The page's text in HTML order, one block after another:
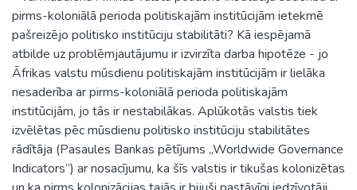
pirms-koloniālā perioda politiskajām institūcijām ietekmē
pašreizējo politisko institūciju stabilitāti? Kā iespējamā
atbilde uz problēmjautājumu ir izvirzīta darba hipotēze - jo
Āfrikas valstu mūsdienu politiskajām institūcijām ir lielāka
nesaderība ar pirms-koloniālā perioda politiskajām
institūcijām, jo tās ir nestabilākas. Aplūkotās valstis tiek
izvēlētas pēc mūsdienu politisko institūciju stabilitātes
rādītāja (Pasaules Bankas pētījums „Worldwide Governance
Indicators”) ar nosacījumu, ka šīs valstis ir tikušas kolonizētas